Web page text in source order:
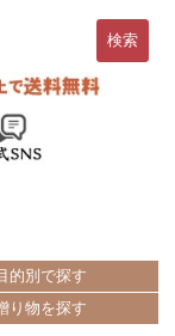
的別で探す
り物を探す